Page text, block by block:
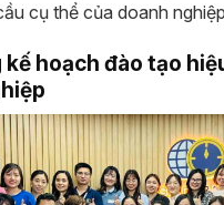
cụ thể của doanh
hoạch đào tạo